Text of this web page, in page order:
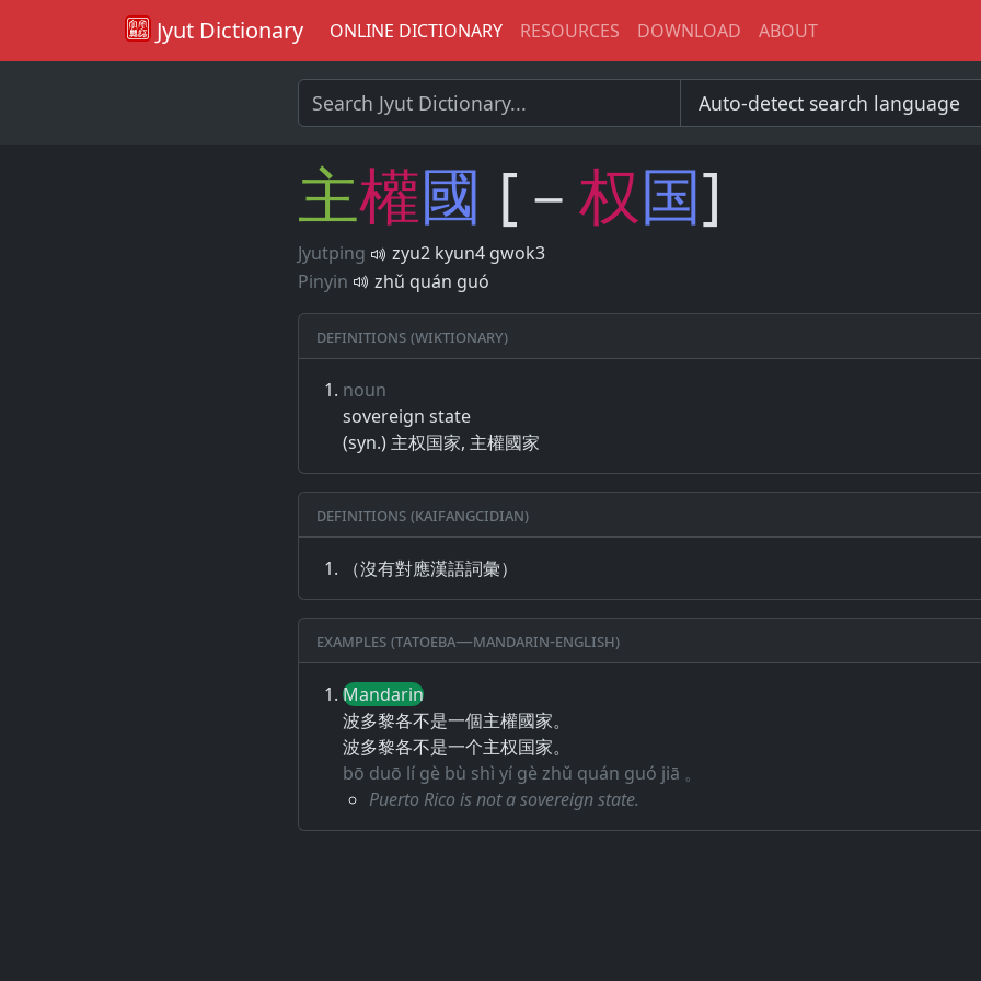
Jyut Dictionary ONLINE DICTIONARY RESOURCES DOWNLOAD ABOUT
主權國 [－权国]
Jyutping
zyu2 kyun4 gwok3
Pinyin
zhǔ quán guó
Definitions (Wiktionary)
noun
sovereign state
(syn.) 主权国家, 主權國家
Definitions (Kaifangcidian)
（沒有對應漢語詞彙）
Examples (Tatoeba—Mandarin-English)
Mandarin
波多黎各不是一個主權國家。
波多黎各不是一个主权国家。
bō duō lí gè bù shì yí gè zhǔ quán guó jiā 。
Puerto Rico is not a sovereign state.